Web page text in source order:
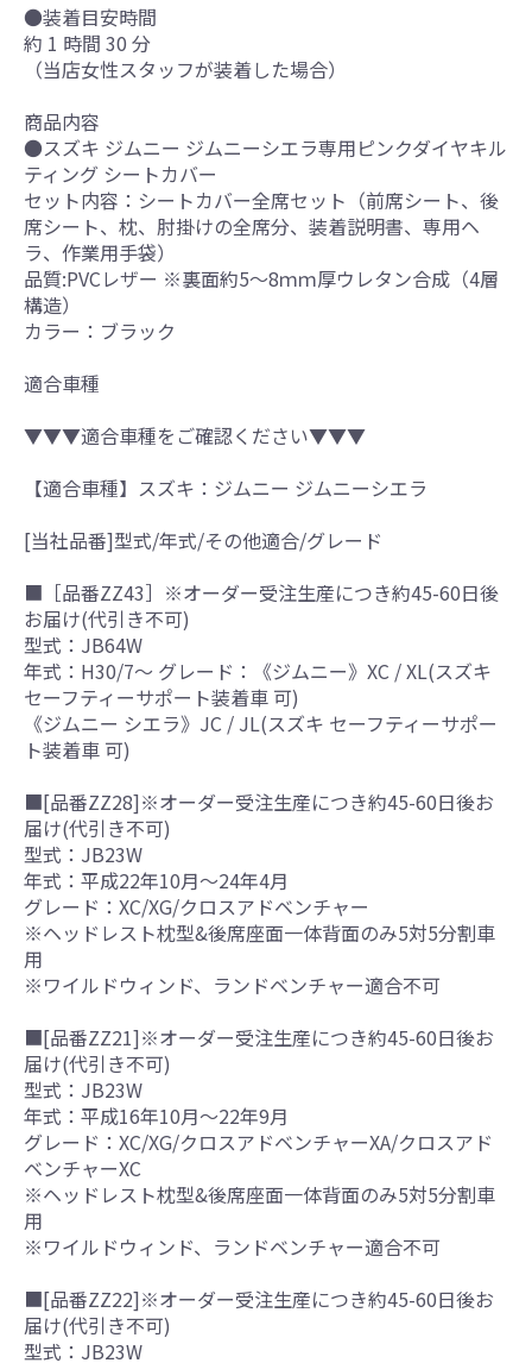
●装着目安時間
約 1 時間 30 分
（当店女性スタッフが装着した場合）
商品内容
●スズキ ジムニー ジムニーシエラ専用ピンクダイヤキル
ティング シートカバー
セット内容：シートカバー全席セット（前席シート、後
席シート、枕、肘掛けの全席分、装着説明書、専用ヘ
ラ、作業用手袋）
品質:PVCレザー ※裏面約5～8ｍｍ厚ウレタン合成（4層
構造）
カラー：ブラック
適合車種
▼▼▼適合車種をご確認ください▼▼▼
【適合車種】スズキ：ジムニー ジムニーシエラ
[当社品番]型式/年式/その他適合/グレード
■［品番ZZ43］※オーダー受注生産につき約45-60日後
お届け(代引き不可)
型式：JB64W
年式：H30/7～ グレード：《ジムニー》XC / XL(スズキ
セーフティーサポート装着車 可)
《ジムニー シエラ》JC / JL(スズキ セーフティーサポー
ト装着車 可)
■[品番ZZ28]※オーダー受注生産につき約45-60日後お
届け(代引き不可)
型式：JB23W
年式：平成22年10月～24年4月
グレード：XC/XG/クロスアドベンチャー
※ヘッドレスト枕型&後席座面一体背面のみ5対5分割車
用
※ワイルドウィンド、ランドベンチャー適合不可
■[品番ZZ21]※オーダー受注生産につき約45-60日後お
届け(代引き不可)
型式：JB23W
年式：平成16年10月～22年9月
グレード：XC/XG/クロスアドベンチャーXA/クロスアド
ベンチャーXC
※ヘッドレスト枕型&後席座面一体背面のみ5対5分割車
用
※ワイルドウィンド、ランドベンチャー適合不可
■[品番ZZ22]※オーダー受注生産につき約45-60日後お
届け(代引き不可)
型式：JB23W